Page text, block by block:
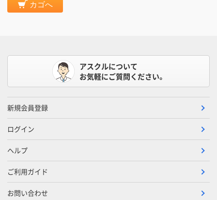
カゴへ
アスクルについて
お気軽にご質問ください。
新規会員登録
ログイン
ヘルプ
ご利用ガイド
お問い合わせ